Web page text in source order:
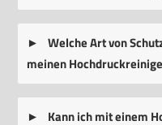
Welche Art von
meinen
Kann ich mit einem